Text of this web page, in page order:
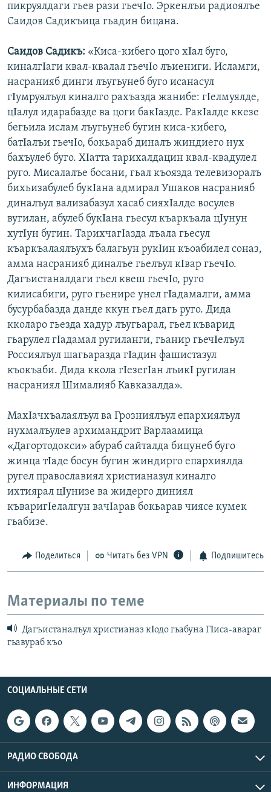
пикруялдаги гьев рази гьечΙо. Эркенлъи радиоялъе
Саидов Садикъица гьадин бицана.
Саидов Садикъ: «Киса-кибего цого хΙал буго,
киналгΙаги квал-квалал гьечΙо лъиениги. Исламги,
насранияб динги лъугьунеб буго исанасул
гΙумруялъул киналго рахъазда жанибе: гΙелмуялде,
цΙалул идарабазде ва цоги бакΙазде. РакΙалде ккезе
бегьила ислам лъугьунеб бугин киса-кибего,
батΙалъи гьечΙо, бокьараб диналъ жиндиего нух
бахъулеб буго. ХΙатта тарихалдацин квал-квадулел
руго. Мисалалъе босани, гьал къоязда телевизоралъ
бихьизабулеб букΙана адмирал Ушаков насранияб
диналъул вализабазул хасаб сияхΙалде восулев
вугилан, абулеб букΙана гьесул къаркъала цΙунун
хутΙун бугин. ТарихчагΙазда лъала гьесул
къаркъалаялъухъ балагьун рукΙин къоабилел соназ,
амма насранияб диналъе гьелъул кΙвар гьечΙо.
Дагъистаналдаги гьел квеш гьечΙо, руго
килисабиги, руго гьенире унел гΙадамалги, амма
бусурбабазда данде ккун гьел дагь руго. Дида
кколаро гьезда хадур лъугьарал, гьел къварид
гьарулел гΙадамал ругиланги, гьанир гьечΙелъул
Россиялъул шагьаразда гΙадин фашистазул
къокъаби. Дида ккола гΙезегΙан лъикΙ ругилан
насраниял Шималияб Кавказалда».
МахΙачхъалаялъул ва Грозниялъул епархиялъул
нухмалъулев архимандрит Варлаамица
«Дагортодокси» абураб сайталда бицунеб буго
жинца тΙаде босун бугин жиндирго епархиялда
ругел православиял христианазул киналго
ихтиярал цΙунизе ва жидерго диниял
къваригΙелалгун вачΙарав бокьарав чиясе кумек
гьабизе.
Поделиться Читать без VPN Подпишитесь
Материалы по теме
Дагъистаналъул христианаз кΙодо гьабуна ГΙиса-авараг
гьавураб къо
СОЦИАЛЬНЫЕ СЕТИ
РАДИО СВОБОДА
ИНФОРМАЦИЯ